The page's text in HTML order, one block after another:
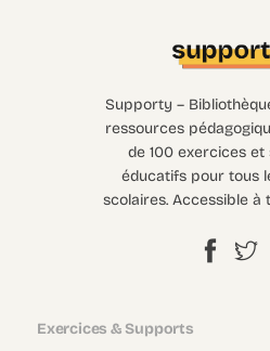
Supporty –
ressources
de 100 exercices
éducatifs pour tous
scolaires. Accessible à
Exercices & Supports